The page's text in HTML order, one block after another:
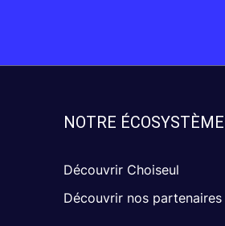
NOTRE ÉCOSYSTÈME
Découvrir Choiseul
Découvrir nos partenaires